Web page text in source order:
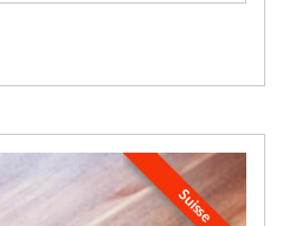
Suisse